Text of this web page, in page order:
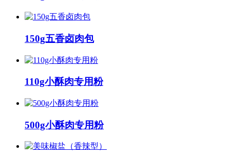
150g五香卤肉包
110g小酥肉专用粉
500g小酥肉专用粉